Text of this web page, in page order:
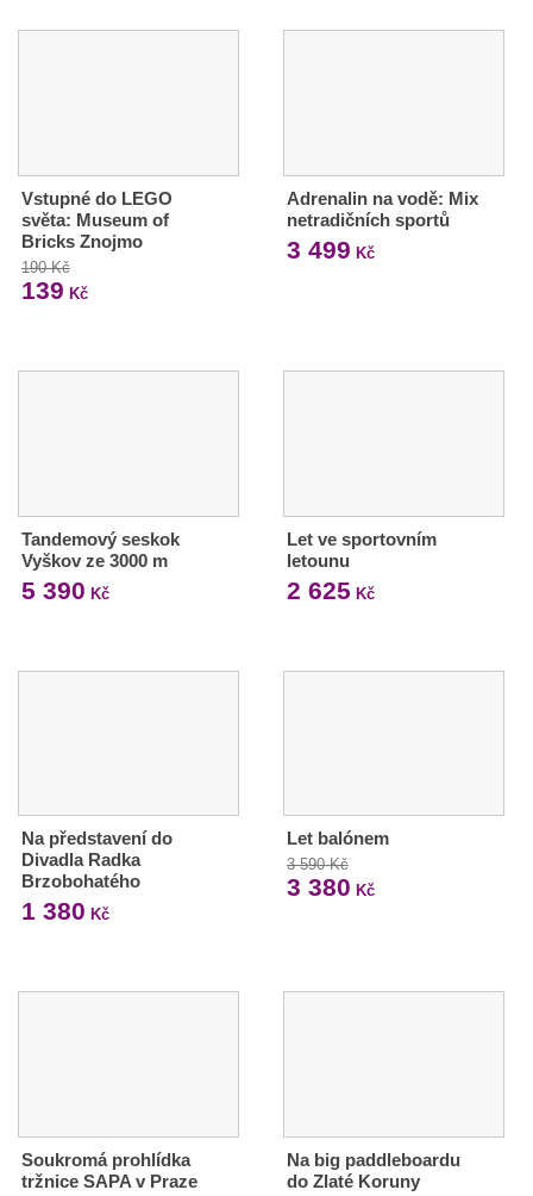
Vstupné do LEGO
světa: Museum of
Bricks Znojmo
190 Kč
139 Kč
Adrenalin na vodě: Mix
netradičních sportů
3 499 Kč
Tandemový seskok
Vyškov ze 3000 m
5 390 Kč
Let ve sportovním
letounu
2 625 Kč
Na představení do
Divadla Radka
Brzobohatého
1 380 Kč
Let balónem
3 590 Kč
3 380 Kč
Soukromá prohlídka
tržnice SAPA v Praze
Na big paddleboardu
do Zlaté Koruny